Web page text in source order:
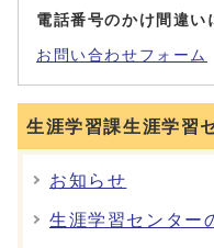
電話番号のかけ間違い
お問い合わせフォーム
生涯学習課生涯学習
お知らせ
生涯学習センター